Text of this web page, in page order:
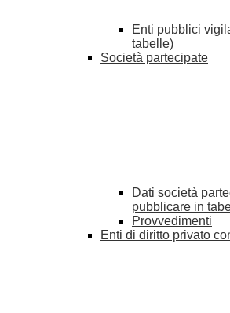
Enti pubblici
tabelle)
Società partecipate
Dati società
pubblicare in
Provvedimenti
Enti di diritto privato